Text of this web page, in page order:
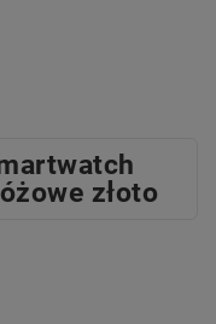
złoto